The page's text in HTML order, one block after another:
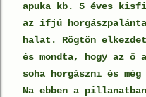
apuka kb. 5 éves
az ifjú horgászpalánta
halat. Rögtön
és mondta, hogy az ő
soha horgászni és
Na ebben a